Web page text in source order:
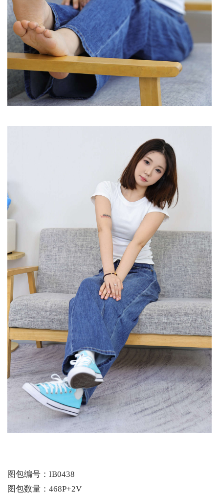
图包编号：IB0438
图包数量：468P+2V